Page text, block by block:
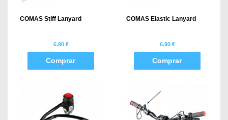
COMAS Stiff Lanyard
6.90 €
Comprar
COMAS Elastic Lanyard
6.90 €
Comprar